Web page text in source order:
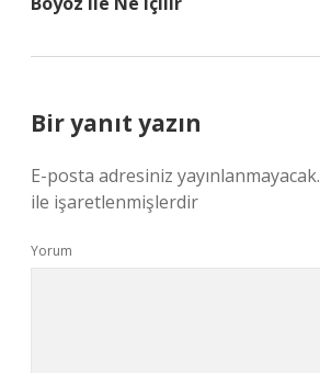
Bir yanıt yazın
E-posta adresiniz yayınlanmayacak.
ile işaretlenmişlerdir
Yorum